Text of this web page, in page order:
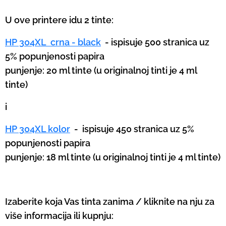
U ove printere idu 2 tinte:
HP 304XL crna - black - ispisuje 500 stranica uz
5% popunjenosti papira
punjenje: 20 ml tinte (u originalnoj tinti je 4 ml
tinte)
i
HP 304XL kolor - ispisuje 450 stranica uz 5%
popunjenosti papira
punjenje: 18 ml tinte (u originalnoj tinti je 4 ml tinte)
Izaberite koja Vas tinta zanima / kliknite na nju za
više informacija ili kupnju: